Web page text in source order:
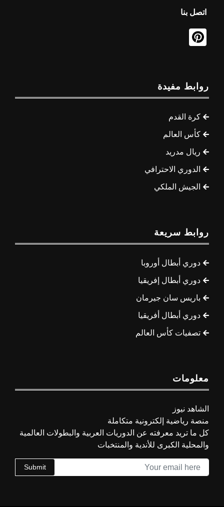
اتصل بنا
روابط مفيدة
كرة القدم
كأس العالم
ريال مدريد
الدوري الاحترافي
الجيش الملكي
روابط سريعة
دوري أبطال أوروبا
دوري أبطال إفريقيا
باريس سان جيرمان
دوري أبطال أفريقيا
تصفيات كأس العالم
معلومات
الشاهد نيوز
منصة رياضية إلكترونية متكاملة
كل ما تريد معرفته عن الدوريات العربية والبطولات العالمية
والمحلية الكبرى للأندية والمنتخبات
Submit